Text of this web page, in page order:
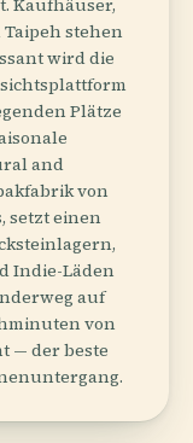
stehen
wird die
Plätze
and
von
setzt einen
Indie-Läden
auf
von
— der beste